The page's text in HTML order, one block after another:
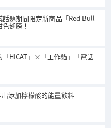
題期間限定新商品「Red Bull
翅膀！
HICAT」×「工作貓」「電話
添加檸檬酸的能量飲料